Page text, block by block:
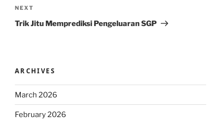
Next
Post
NEXT
Trik Jitu Memprediksi Pengeluaran SGP
ARCHIVES
March 2026
February 2026